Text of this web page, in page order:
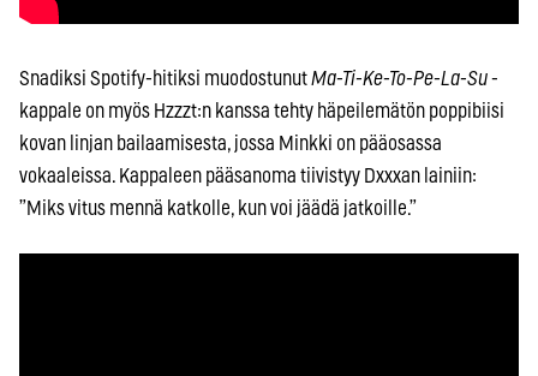
Snadiksi Spotify-hitiksi muodostunutMa-Ti-Ke-To-Pe-La-Su-
kappale on myös Hzzzt:n kanssa tehty häpeilemätön poppibiisi
kovan linjan bailaamisesta, jossa Minkki on pääosassa
vokaaleissa. Kappaleen pääsanoma tiivistyy Dxxxan lainiin:
”Miks vitus mennä katkolle, kun voi jäädä jatkoille.”